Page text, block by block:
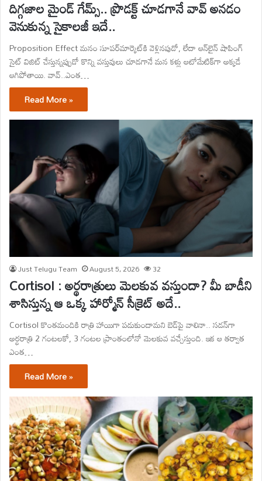
దిగ్గజాల మైండ్ గేమ్స్.. ప్రొడక్ట్ చూడగానే వావ్ అనడం
వెనుకున్న సైకాలజీ ఇదే..
Proposition Effect మనం సూపర్‌మార్కెట్‌కి వెళ్లినపుడో, లేదా ఆన్‌లైన్ షాపింగ్
సైట్‌ విజిట్ చేస్తున్నప్పుడో కొన్ని వస్తువులు చూడగానే మన కళ్లు ఆటోమేటిక్‌గా అక్కడే
ఆగిపోతాయి. వావ్..ఎంత…
Read More »
Just Telugu Team August 5, 2026 32
Cortisol : అర్థరాత్రులు మెలకువ వస్తుందా? మీ బాడీని
శాసిస్తున్న ఆ ఒక్క హార్మోన్ సీక్రెట్ అదే..
Cortisol కొంతమందికి రాత్రి హాయిగా పడుకుందామని బెడ్‌పై వాలినా.. సడన్‌గా
అర్థరాత్రి 2 గంటలకో, 3 గంటల ప్రాంతంలోనో మెలకువ వచ్చేస్తుంది. ఇక ఆ తర్వాత
ఎంత…
Read More »